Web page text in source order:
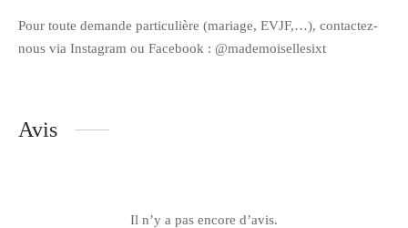
Pour toute demande particulière (mariage, EVJF,…), contactez-
nous via Instagram ou Facebook : @mademoisellesixt
Avis
Il n’y a pas encore d’avis.